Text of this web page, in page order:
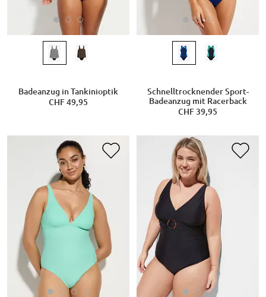
Badeanzug in Tankinioptik
CHF 49,95
Schnelltrocknender Sport-
Badeanzug mit Racerback
CHF 39,95